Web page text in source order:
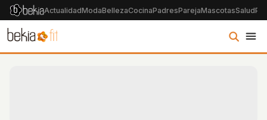
ActualidadModaBellezaCocinaPadresParejaMascotasSalud